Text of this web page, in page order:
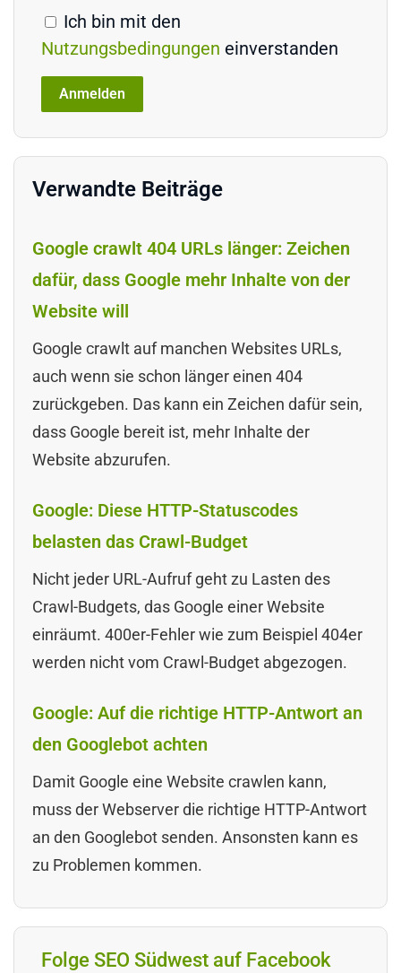
Ich bin mit den
Nutzungsbedingungen einverstanden
Verwandte Beiträge
Google crawlt 404 URLs länger: Zeichen
dafür, dass Google mehr Inhalte von der
Website will
Google crawlt auf manchen Websites URLs,
auch wenn sie schon länger einen 404
zurückgeben. Das kann ein Zeichen dafür sein,
dass Google bereit ist, mehr Inhalte der
Website abzurufen.
Google: Diese HTTP-Statuscodes
belasten das Crawl-Budget
Nicht jeder URL-Aufruf geht zu Lasten des
Crawl-Budgets, das Google einer Website
einräumt. 400er-Fehler wie zum Beispiel 404er
werden nicht vom Crawl-Budget abgezogen.
Google: Auf die richtige HTTP-Antwort an
den Googlebot achten
Damit Google eine Website crawlen kann,
muss der Webserver die richtige HTTP-Antwort
an den Googlebot senden. Ansonsten kann es
zu Problemen kommen.
Folge SEO Südwest auf Facebook